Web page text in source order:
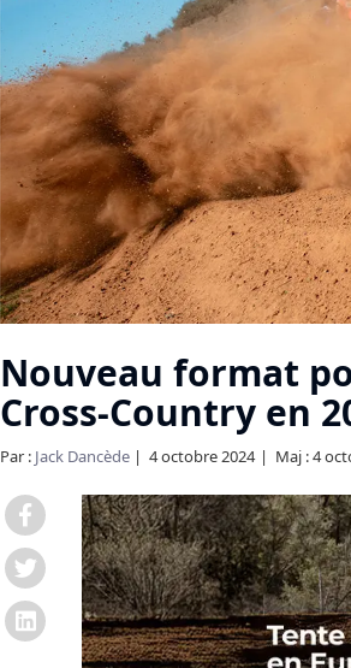
Nouveau format
Cross-Country en
Par : Jack Dancède 4 octobre 2024 Maj : 4